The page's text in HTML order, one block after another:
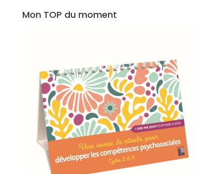
Mon TOP du moment